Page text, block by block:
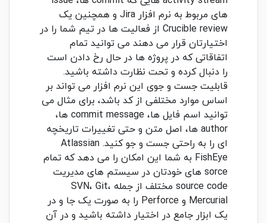
های مربوط به نرم افزار Jira و همچنین یک
Crucible review از فعالیت ها در تیم شما را در
اختیارتان قرار می دهند می توانید تمام
اتفاقاتی که در پروژه ها در حال رخ دادن است
را دنبال کرده و تحت نظارت داشته باشید.
قابلیت جست و جوی این نرم افزار می تواند بر
اساس موارد مختلفی از کد باشد، برای مثال می
توانید اسم فایل ها، commit message ها،
author ها، اصل متن و حتی تغییرات تاریخچه
ای را به راحتی جست و جو کنید. Atlassian
FishEye به شما این امکان را می دهد که تمام
sorce های خودتان در سیستم های مدیریت
source code مختلف از جمله SVN، Git،
Mercurial و Perforce را به صورت یک جا و در
یک ابزار جامع در اختیار داشته باشید و در آن